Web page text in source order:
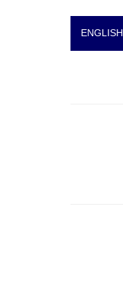
ENGLISH